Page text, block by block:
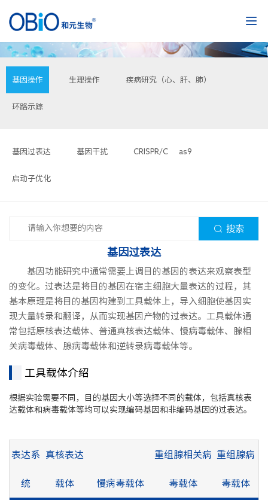
基因操作 生理操作 疾病研究（心、肝、肺） 
环路示踪
基因过表达 基因干扰 CRISPR/Cas9 
启动子优化
搜索
基因过表达
基因功能研究中通常需要上调目的基因的表达来观察表型
的变化。过表达是将目的基因在宿主细胞大量表达的过程，其
基本原理是将目的基因构建到工具载体上，导入细胞使基因实
现大量转录和翻译，从而实现基因产物的过表达。工具载体通
常包括原核表达载体、普通真核表达载体、慢病毒载体、腺相
关病毒载体、腺病毒载体和逆转录病毒载体等。
工具载体介绍
根据实验需要不同，目的基因大小等选择不同的载体，包括真核表
达载体和病毒载体等均可以实现编码基因和非编码基因的过表达。
表达系
统
真核表达
载体 慢病毒载体
重组腺相关病
毒载体
重组腺病
毒载体